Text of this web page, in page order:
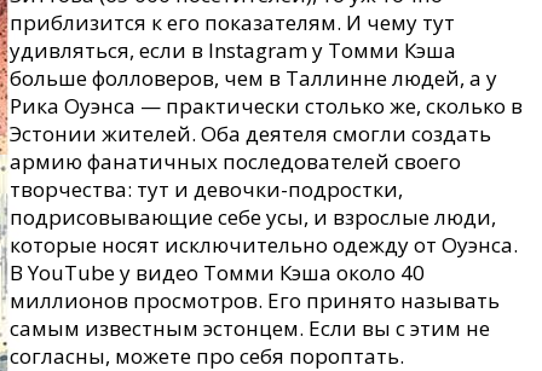
приблизится к его показателям. И чему тут
удивляться, если в Instagram у Томми Кэша
больше фолловеров, чем в Таллинне людей, а у
Рика Оуэнса — практически столько же, сколько в
Эстонии жителей. Оба деятеля смогли создать
армию фанатичных последователей своего
творчества: тут и девочки-подростки,
подрисовывающие себе усы, и взрослые люди,
которые носят исключительно одежду от Оуэнса.
В YouTube у видео Томми Кэша около 40
миллионов просмотров. Его принято называть
самым известным эстонцем. Если вы с этим не
согласны, можете про себя пороптать.